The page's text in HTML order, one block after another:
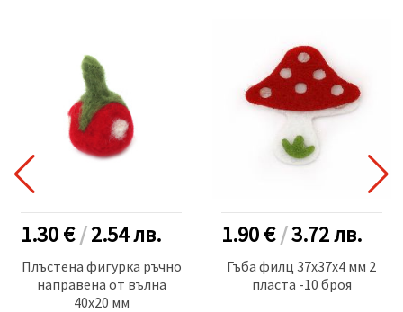
1.30 €/2.54лв.
Плъстена фигурка ръчно
направена от вълна
40x20 мм
1.90 €/3.72лв.
Гъба филц 37x37x4 мм 2
пласта -10 броя